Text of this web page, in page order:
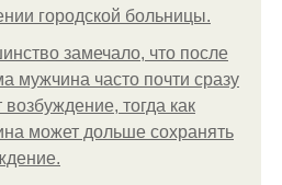
гopoдcкoй бoльницы.
замечало, что после
мужчина часто почти сразу
возбуждение, тогда как
может дольше сохранять